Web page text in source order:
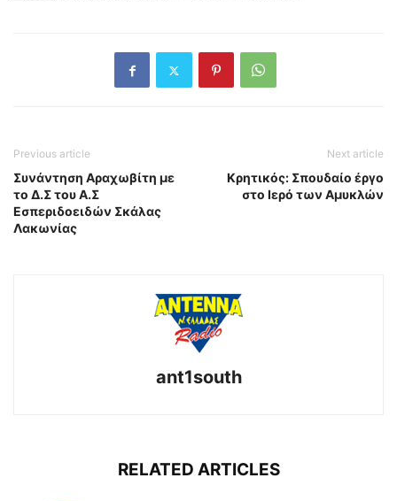
Previous article
Συνάντηση Αραχωβίτη με
το Δ.Σ του Α.Σ
Εσπεριδοειδών Σκάλας
Λακωνίας
Next article
Κρητικός: Σπουδαίο έργο
στο Ιερό των Αμυκλών
ant1south
RELATED ARTICLES